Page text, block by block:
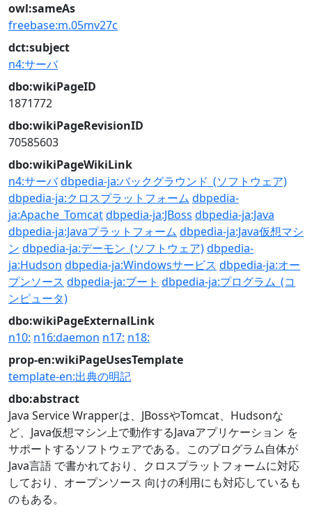
owl:sameAs
freebase:m.05mv27c
dct:subject
n4:サーバ
dbo:wikiPageID
1871772
dbo:wikiPageRevisionID
70585603
dbo:wikiPageWikiLink
n4:サーバdbpedia-ja:バックグラウンド_(ソフトウェア)
dbpedia-ja:クロスプラットフォーム dbpedia-
ja:Apache_Tomcatdbpedia-ja:JBoss dbpedia-ja:Java
dbpedia-ja:Javaプラットフォーム dbpedia-ja:Java仮想マシ
ン dbpedia-ja:デーモン_(ソフトウェア)dbpedia-
ja:Hudson dbpedia-ja:Windowsサービス dbpedia-ja:オー
プンソース dbpedia-ja:ブート dbpedia-ja:プログラム_(コ
ンピュータ)
dbo:wikiPageExternalLink
n10: n16:daemon n17: n18:
prop-en:wikiPageUsesTemplate
template-en:出典の明記
dbo:abstract
Java Service Wrapperは、JBossやTomcat、Hudsonな
ど、Java仮想マシン上で動作するJavaアプリケーション を
サポートするソフトウェアである。このプログラム自体が
Java言語 で書かれており、クロスプラットフォームに対応
しており、オープンソース 向けの利用にも対応しているも
のもある。